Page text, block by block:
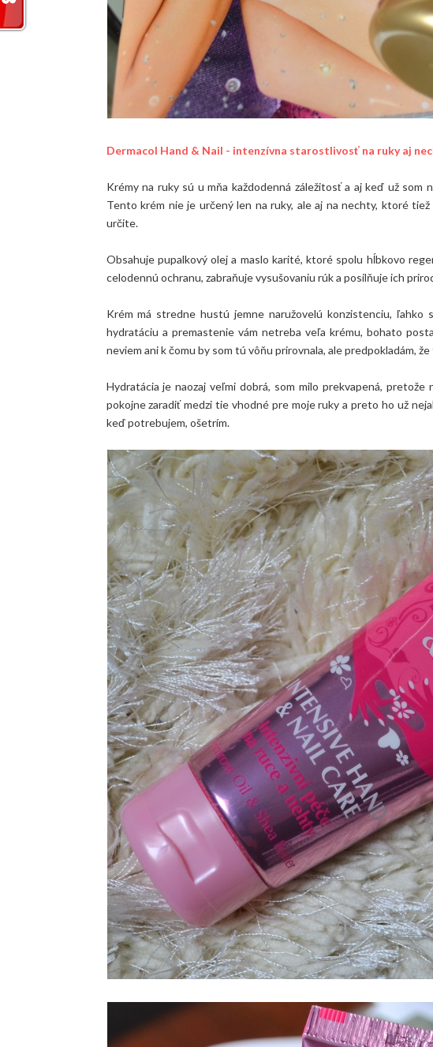
Dermacol Hand & Nail - intenzívna starostlivosť na ruky aj
Krémy na ruky sú u mňa každodenná záležitosť a aj keď už som
Tento krém nie je určený len na ruky, ale aj na nechty, ktoré
určite.
Obsahuje pupalkový olej a maslo karité, ktoré spolu hĺbkovo
celodennú ochranu, zabraňuje vysušovaniu rúk a posilňuje ich
Krém má stredne hustú jemne naružovelú konzistenciu,
hydratáciu a premastenie vám netreba veľa krému, bohato
neviem ani k čomu by som tú vôňu prirovnala, ale predpokladám,
Hydratácia je naozaj veľmi dobrá, som milo prekvapená,
pokojne zaradiť medzi tie vhodné pre moje ruky a preto ho už
keď potrebujem, ošetrím.